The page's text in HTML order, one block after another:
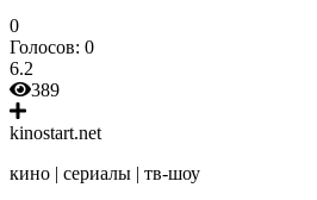
0
Голосов: 0
6.2
389
kinostart.net
кино | сериалы | тв-шоу